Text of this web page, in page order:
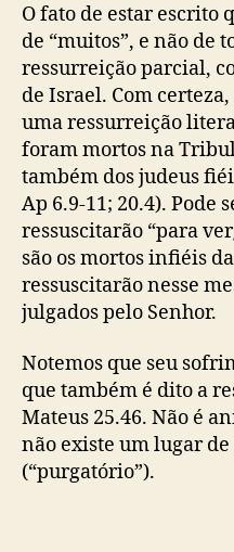
O fato de estar escrito
de “muitos”, e não de
ressurreição parcial,
de Israel. Com
uma ressurreição
foram mortos na
também dos judeus
Ap 6.9-11; 20.4). Pode
ressuscitarão “para
são os mortos infiéis
ressuscitarão nesse
julgados pelo Senhor.
Notemos que seu
que também é dito a
Mateus 25.46. Não é
não existe um lugar
(“purgatório”).